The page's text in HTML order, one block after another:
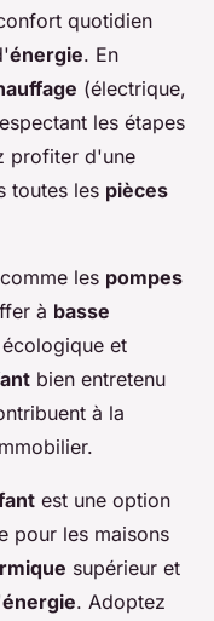
quotidien
énergie. En
(électrique,
les étapes
profiter d'une
toutes les pièces
les pompes
à basse
et
bien entretenu
à la
est une option
pour les maisons
supérieur et
énergie. Adoptez